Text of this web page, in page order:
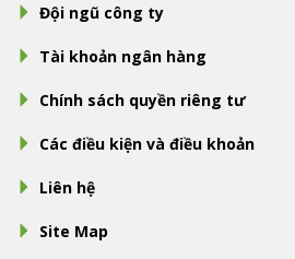
Đội ngũ công ty
Tài khoản ngân hàng
Chính sách quyền riêng tư
Các điều kiện và điều khoản
Liên hệ
Site Map